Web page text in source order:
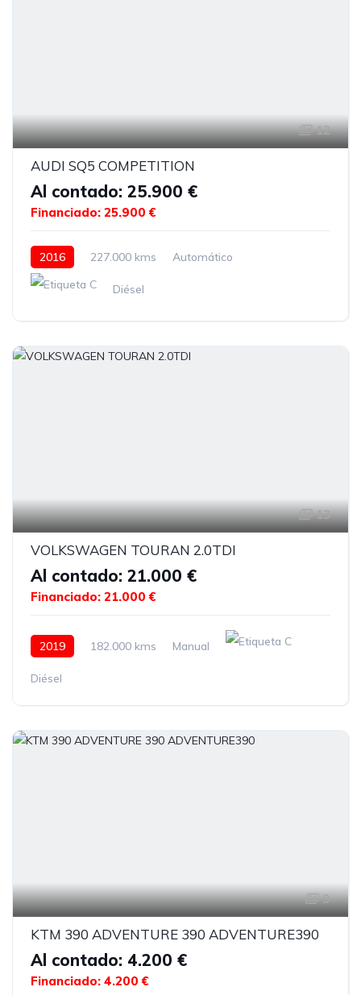
12
AUDI SQ5 COMPETITION
Al contado: 25.900 €
Financiado: 25.900 €
2016 227.000 kms Automático
Diésel
13
VOLKSWAGEN TOURAN 2.0TDI
Al contado: 21.000 €
Financiado: 21.000 €
2019 182.000 kms Manual
Diésel
9
KTM 390 ADVENTURE 390 ADVENTURE390
Al contado: 4.200 €
Financiado: 4.200 €